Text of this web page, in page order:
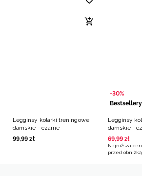
Legginsy kolarki treningowe
damskie - czarne
99,99 zł
-30%
Bestsellery
Legginsy
damskie -
69,99 zł
Najniższa
przed obniżką